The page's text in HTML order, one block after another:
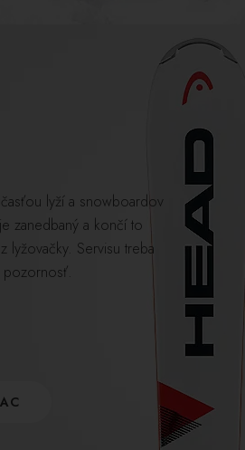
lyží a snowboardov
zanedbaný a končí to
lyžovačky. Servisu treba